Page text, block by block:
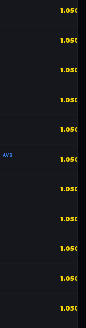
1.050
1.050
1.050
1.050
1.050
AVS 1.050
1.050
1.050
1.050
1.050
1.050